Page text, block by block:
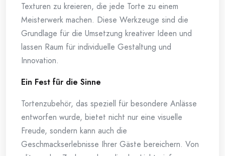
Texturen zu kreieren, die jede Torte zu einem
Meisterwerk machen. Diese Werkzeuge sind die
Grundlage für die Umsetzung kreativer Ideen und
lassen Raum für individuelle Gestaltung und
Innovation.
Ein Fest für die Sinne
Tortenzubehör, das speziell für besondere Anlässe
entworfen wurde, bietet nicht nur eine visuelle
Freude, sondern kann auch die
Geschmackserlebnisse Ihrer Gäste bereichern. Von